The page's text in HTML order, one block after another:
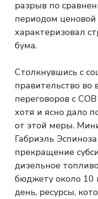
разрыв по
периодом ценовой
характеризовал
бума.
Столкнувшись с
правительство во
переговоров с
хотя и ясно дало
от этой меры.
Габриэль
прекращение
дизельное
бюджету около 10
день, ресурсы,